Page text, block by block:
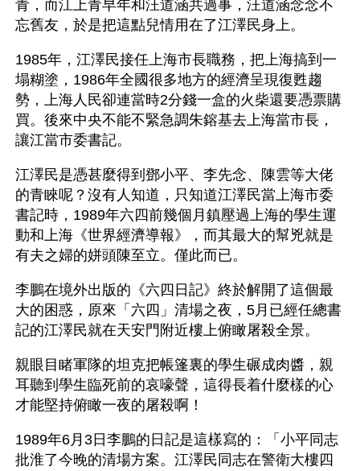
青，而江上青早年和汪道涵共過事，汪道涵念念不
忘舊友，於是把這點兒情用在了江澤民身上。
1985年，江澤民接任上海市長職務，把上海搞到一
塌糊塗，1986年全國很多地方的經濟呈現復甦趨
勢，上海人民卻連當時2分錢一盒的火柴還要憑票購
買。後來中央不能不緊急調朱鎔基去上海當市長，
讓江當市委書記。
江澤民是憑甚麼得到鄧小平、李先念、陳雲等大佬
的青睞呢？沒有人知道，只知道江澤民當上海市委
書記時，1989年六四前幾個月鎮壓過上海的學生運
動和上海《世界經濟導報》，而其最大的幫兇就是
有夫之婦的姘頭陳至立。僅此而已。
李鵬在境外出版的《六四日記》終於解開了這個最
大的困惑，原來「六四」清場之夜，5月已經任總書
記的江澤民就在天安門附近樓上俯瞰屠殺全景。
親眼目睹軍隊的坦克把帳篷裏的學生碾成肉醬，親
耳聽到學生臨死前的哀嚎聲，這得長着什麼樣的心
才能堅持俯瞰一夜的屠殺啊！
1989年6月3日李鵬的日記是這樣寫的：「小平同志
批淮了今晚的清場方案。江澤民同志在警衛大樓四